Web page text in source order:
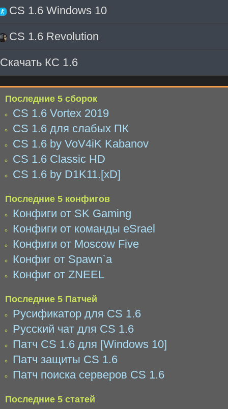
CS 1.6 Windows 10
CS 1.6 Revolution
Скачать КС 1.6
Последние 5 сборок
CS 1.6 Vortex 2019
CS 1.6 для слабых ПК
CS 1.6 by VoV4iK Kabanov
CS 1.6 Classic HD
CS 1.6 by D1K11.[xD]
Последние 5 конфигов
Конфиги от SK Gaming
Конфиги от команды eSrael
Конфиги от Moscow Five
Конфиг от Spawn`a
Конфиг от ZNEEL
Последние 5 Патчей
Русификатор для CS 1.6
Русский чат для CS 1.6
Патч CS 1.6 для [Windows 10]
Патч защиты CS 1.6
Патч поиска серверов CS 1.6
Последние 5 статей